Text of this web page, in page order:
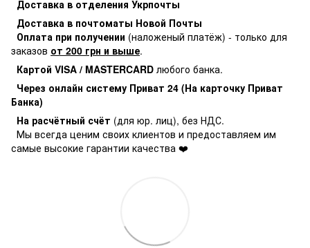
Доставка в отделения Укрпочты
Доставка в почтоматы Новой Почты
Оплата при получении (наложеный платёж) - только для
заказов от 200 грн и выше.
Картой VISA / MASTERCARD любого банка.
Через онлайн систему Приват 24 (На карточку Приват
Банка)
На расчётный счёт (для юр. лиц), без НДС.
Мы всегда ценим своих клиентов и предоставляем им
самые высокие гарантии качества ❤️